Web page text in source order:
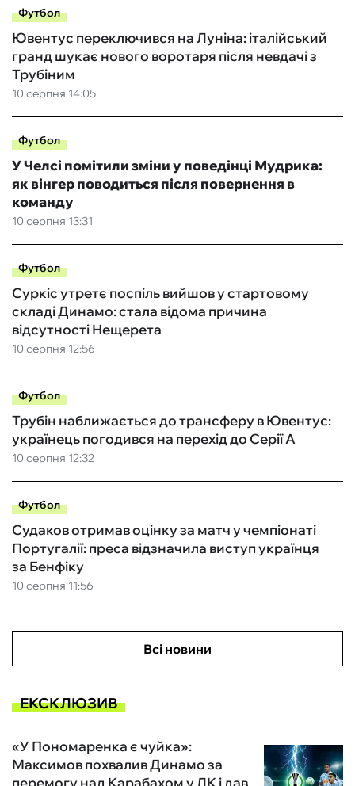
Футбол
10 серпня 14:05
Ювентус переключився на Луніна: італійський
гранд шукає нового воротаря після невдачі з
Трубіним
Футбол
10 серпня 13:31
У Челсі помітили зміни у поведінці Мудрика:
як вінгер поводиться після повернення в
команду
Футбол
10 серпня 12:56
Суркіс утретє поспіль вийшов у стартовому
складі Динамо: стала відома причина
відсутності Нещерета
Футбол
10 серпня 12:32
Трубін наближається до трансферу в Ювентус:
українець погодився на перехід до Серії А
Футбол
10 серпня 11:56
Судаков отримав оцінку за матч у чемпіонаті
Португалії: преса відзначила виступ українця
за Бенфіку
Всі новини
ЕКСКЛЮЗИВ
«У Пономаренка є чуйка»:
Максимов похвалив Динамо за